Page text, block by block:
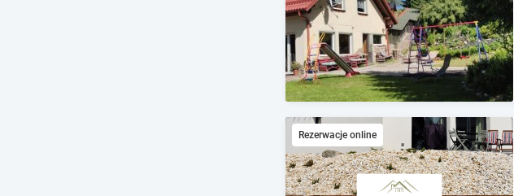
t
e
s
.
Rezerwacje online